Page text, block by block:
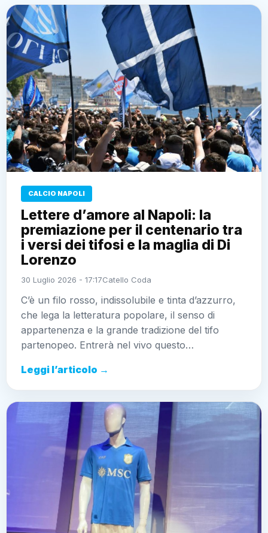
CALCIO NAPOLI
Lettere d’amore al Napoli: la
premiazione per il centenario tra
i versi dei tifosi e la maglia di Di
Lorenzo
30 Luglio 2026 - 17:17Catello Coda
C’è un filo rosso, indissolubile e tinta d’azzurro,
che lega la letteratura popolare, il senso di
appartenenza e la grande tradizione del tifo
partenopeo. Entrerà nel vivo questo…
Leggi l’articolo →